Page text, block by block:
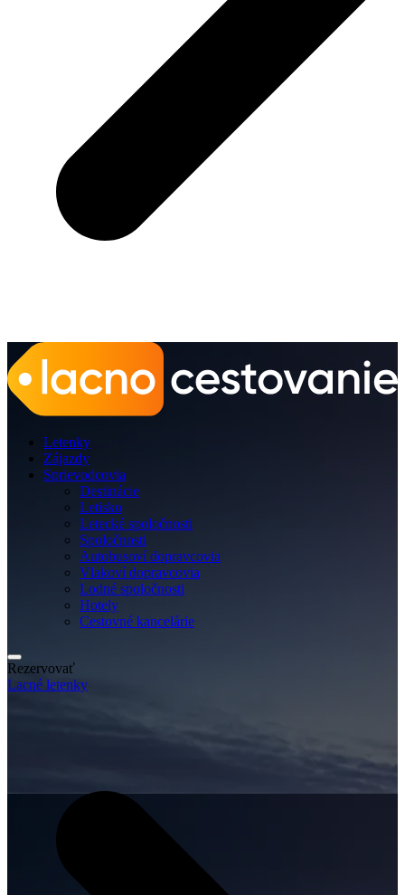
Letenky
Zájazdy
Sprievodcovia
Destinácie
Letisko
Letecké spoločnosti
Spoločnosti
Autobusoví dopravcovia
Vlakoví dopravcovia
Lodné spoločnosti
Hotely
Cestovné kancelárie
Rezervovať
Lacné letenky